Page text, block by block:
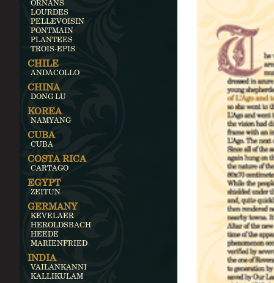
ORNANS
LOURDES
PELLEVOISIN
PONTMAIN
PLANTEES
TROIS-EPIS
CHILE
ANDACOLLO
CHINA
DONG LU
KOREA
NAMYANG
CUBA
CUBA
COSTA RICA
CARTAGO
EGYPT
ZEITUN
GERMANY
KEVELAER
HEROLDSBACH
HEEDE
MARIENFRIED
INDIA
VAILANKANNI
KALLIKULAM